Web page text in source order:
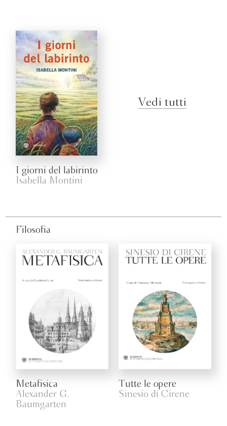
I giorni del labirinto
Isabella Montini
Vedi tutti
Filosofia
Metafisica
Alexander G.
Baumgarten
Tutte le opere
Sinesio di Cirene